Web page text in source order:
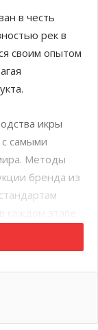
в честь
рек в
своим опытом
икры
самыми
Методы
бренда из
Европы,
мнению Amura,
которые